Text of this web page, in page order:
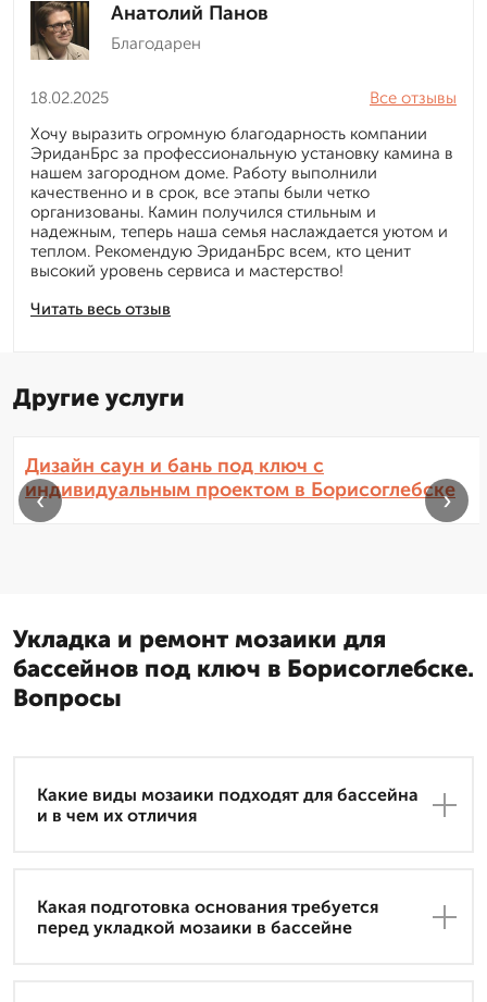
Анатолий Панов
Благодарен
18.02.2025
Читать весь отзыв
Все отзывы
Хочу выразить огромную благодарность компании
ЭриданБрс за профессиональную установку камина в
нашем загородном доме. Работу выполнили
качественно и в срок, все этапы были четко
организованы. Камин получился стильным и
надежным, теперь наша семья наслаждается уютом и
теплом. Рекомендую ЭриданБрс всем, кто ценит
высокий уровень сервиса и мастерство!
Другие услуги
Дизайн саун и бань под ключ с
индивидуальным проектом в Борисоглебске
‹ ›
Укладка и ремонт мозаики для
бассейнов под ключ в Борисоглебске.
Вопросы
Какие виды мозаики подходят для бассейна
и в чем их отличия
Какая подготовка основания требуется
перед укладкой мозаики в бассейне